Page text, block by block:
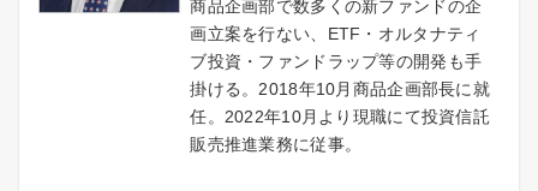
商品企画部で数多くの新ファンドの企
画立案を行ない、ETF・オルタナティ
ブ投資・ファンドラップ等の開発も手
掛ける。2018年10月商品企画部長に就
任。2022年10月より現職にて投資信託
販売推進業務に従事。